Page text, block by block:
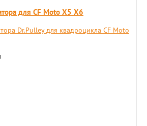
для CF Moto X5 X6
Dr.Pulley для квадроцикла CF Moto